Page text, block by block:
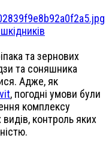
та зернових
та соняшника
Адже, як
, погодні умови були
комплексу
контроль яких